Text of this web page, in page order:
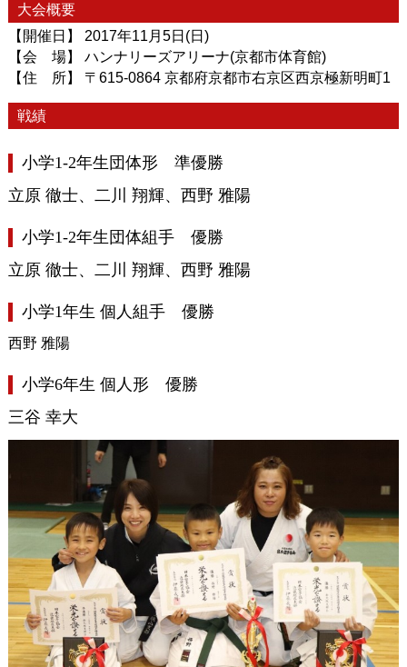
大会概要
【開催日】 2017年11月5日(日)
【会 場】 ハンナリーズアリーナ(京都市体育館)
【住 所】 〒615-0864 京都府京都市右京区西京極新明町1
戦績
小学1-2年生団体形 準優勝
立原 徹士、二川 翔輝、西野 雅陽
小学1-2年生団体組手 優勝
立原 徹士、二川 翔輝、西野 雅陽
小学1年生 個人組手 優勝
西野 雅陽
小学6年生 個人形 優勝
三谷 幸大